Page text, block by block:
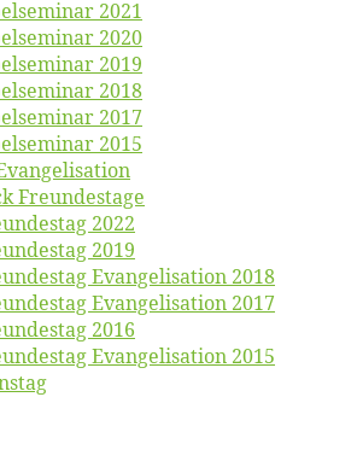
2021
2020
2019
2018
2017
2015
Freundestage
2022
2019
Evan­ge­li­sa­ti­on 2018
Evan­ge­li­sa­ti­on 2017
2016
Evan­ge­li­sa­ti­on 2015